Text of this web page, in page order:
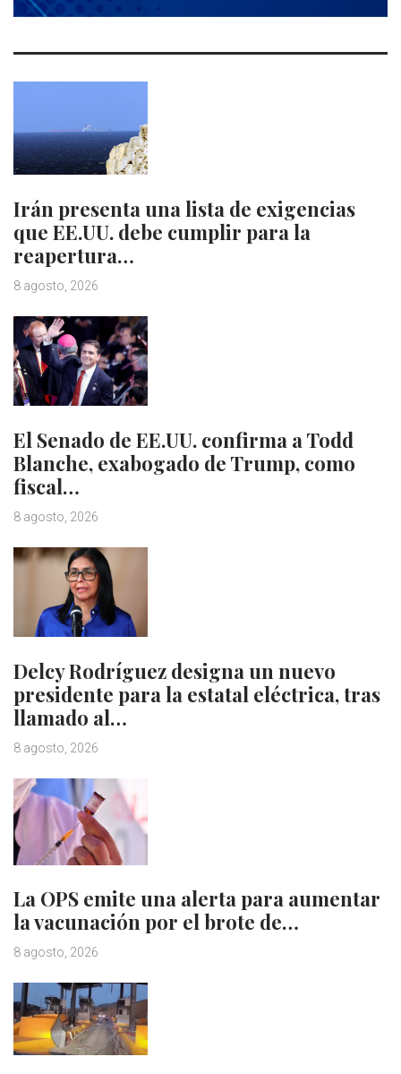
Irán presenta una lista de exigencias
que EE.UU. debe cumplir para la
reapertura…
8 agosto, 2026
El Senado de EE.UU. confirma a Todd
Blanche, exabogado de Trump, como
fiscal…
8 agosto, 2026
Delcy Rodríguez designa un nuevo
presidente para la estatal eléctrica, tras
llamado al…
8 agosto, 2026
La OPS emite una alerta para aumentar
la vacunación por el brote de…
8 agosto, 2026